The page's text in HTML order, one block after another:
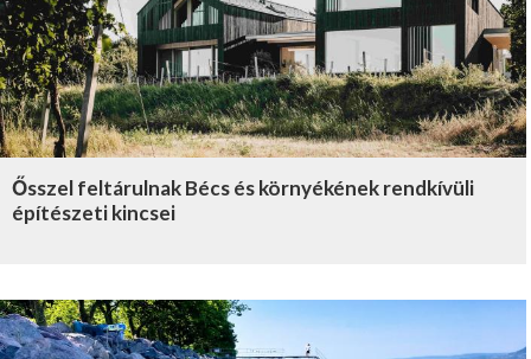
Ősszel feltárulnak Bécs és környékének rendkívüli
építészeti kincsei